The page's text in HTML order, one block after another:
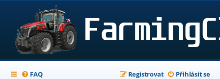
FAQ Přihlásit se
Registrovat